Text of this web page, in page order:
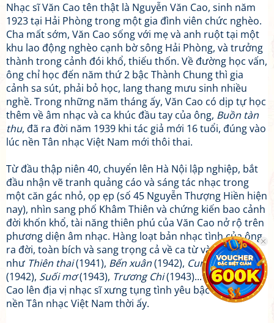
Nhạc sĩ Văn Cao tên thật là Nguyễn Văn Cao, sinh năm
1923 tại Hải Phòng trong một gia đình viên chức nghèo.
Cha mất sớm, Văn Cao sống với mẹ và anh ruột tại một
khu lao động nghèo cạnh bờ sông Hải Phòng, và trưởng
thành trong cảnh đói khổ, thiếu thốn. Về đường học vấn,
ông chỉ học đến năm thứ 2 bậc Thành Chung thì gia
cảnh sa sút, phải bỏ học, lang thang mưu sinh nhiều
nghề. Trong những năm tháng ấy, Văn Cao có dịp tự học
thêm về âm nhạc và ca khúc đầu tay của ông, Buồn tàn
thu, đã ra đời năm 1939 khi tác giả mới 16 tuổi, đúng vào
lúc nền Tân nhạc Việt Nam mới thôi thai.
Từ đầu thập niên 40, chuyển lên Hà Nội lập nghiệp, bắt
đầu nhận vẽ tranh quảng cáo và sáng tác nhạc trong
một căn gác nhỏ, ọp ẹp (số 45 Nguyễn Thượng Hiền hiện
nay), nhìn sang phố Khâm Thiên và chứng kiến bao cảnh
đời khốn khổ, tài năng thiên phú của Văn Cao nở rộ trên
phương diện âm nhạc. Hàng loạt bản nhạc tình của ông
ra đời, toàn bích và sang trọng cả về ca từ và nhạc điệu,
như Thiên thai(1941), Bến xuân(1942), Cung đàn xưa
(1942), Suối mơ(1943), Trương Chi(1943)... đã đưa Văn
Cao lên địa vị nhạc sĩ xưng tụng tình yêu bậc nhất của
nền Tân nhạc Việt Nam thời ấy.